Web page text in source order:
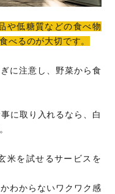
や低糖質などの食べ物
べるのが大切です。
に注意し、野菜から食
に取り入れるなら、白
米を試せるサービスを
わからないワクワク感